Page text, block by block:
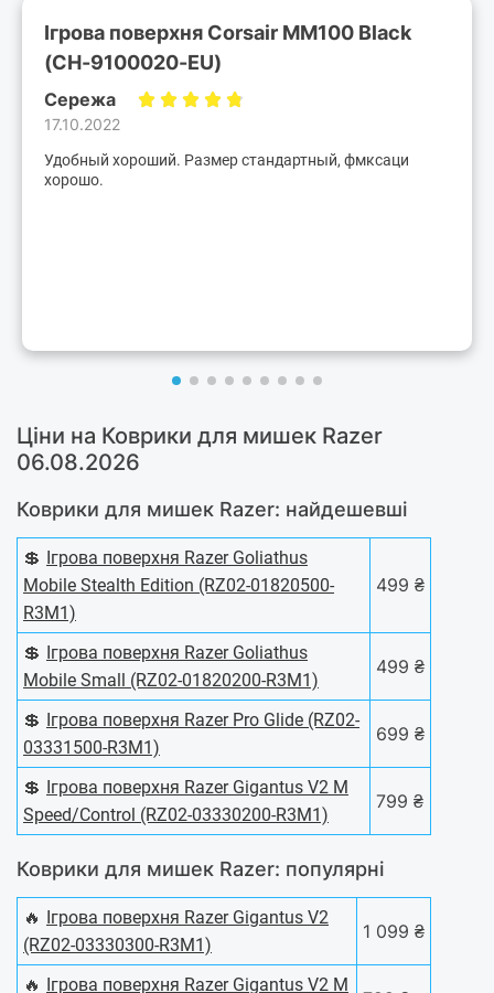
Iгрова поверхня Corsair MM100 Black
(CH-9100020-EU)
Сережа
17.10.2022
Удобный хороший. Размер стандартный, фмксаци
хорошо.
Ціни на Коврики для мишек Razer
06.08.2026
Коврики для мишек Razer: найдешевші
💲 Ігрова поверхня Razer Goliathus
Mobile Stealth Edition (RZ02-01820500-
R3M1)
499 ₴
💲 Ігрова поверхня Razer Goliathus
Mobile Small (RZ02-01820200-R3M1)
499 ₴
💲 Ігрова поверхня Razer Pro Glide (RZ02-
03331500-R3M1)
699 ₴
💲 Ігрова поверхня Razer Gigantus V2 M
Speed/Control (RZ02-03330200-R3M1)
799 ₴
Коврики для мишек Razer: популярні
🔥 Ігрова поверхня Razer Gigantus V2
(RZ02-03330300-R3M1)
1 099 ₴
🔥 Ігрова поверхня Razer Gigantus V2 M